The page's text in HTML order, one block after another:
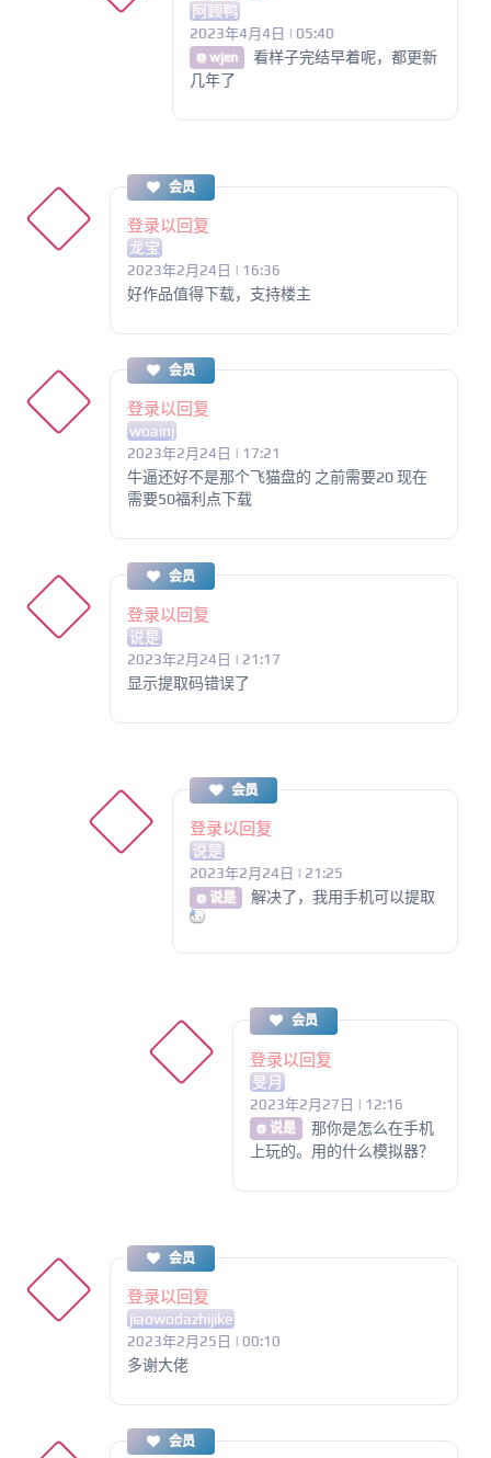
阿顾鸭
2023年4月4日 | 05:40
@ wjen
看样子完结早着呢，都更新
几年了
会员
登录以回复
龙宝
2023年2月24日 | 16:36
好作品值得下载，支持楼主
会员
登录以回复
woainj
2023年2月24日 | 17:21
牛逼还好不是那个飞猫盘的 之前需要20 现在
需要50福利点下载
会员
登录以回复
说是
2023年2月24日 | 21:17
显示提取码错误了
会员
登录以回复
说是
2023年2月24日 | 21:25
@ 说是 解决了，我用手机可以提取
会员
登录以回复
旻月
2023年2月27日 | 12:16
@ 说是
那你是怎么在手机
上玩的。用的什么模拟器？
会员
登录以回复
jiaowodazhijike
2023年2月25日 | 00:10
多谢大佬
会员